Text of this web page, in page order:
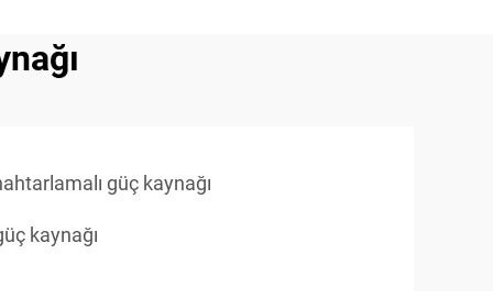
güç kaynağı
kaynağı